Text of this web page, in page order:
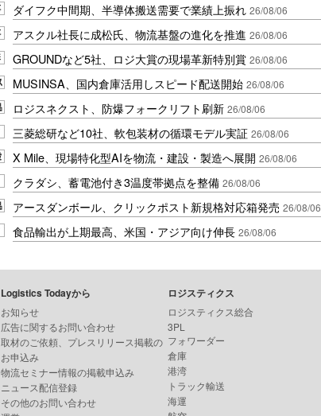
ダイフク中間期、半導体搬送需要で業績上振れ 26/08/06
アスクル社長に成松氏、物流基盤の進化を推進 26/08/06
GROUNDなど5社、ロジ大賞の現場革新特別賞 26/08/06
MUSINSA、国内倉庫活用しスピード配送開始 26/08/06
ロジスネクスト、防爆フォークリフト刷新 26/08/06
三菱総研など10社、軟包装材の循環モデル実証 26/08/06
X Mile、現場特化型AIを物流・建設・製造へ展開 26/08/06
クラダシ、蓄電池付き3温度帯拠点を整備 26/08/06
アースダンボール、クリックポスト新規格対応箱発売 26/08/06
食品輸出が上期最高、米国・アジア向け伸長 26/08/06
Logistics Todayから
お知らせ
広告に関するお問い合わせ
取材のご依頼、プレスリリース掲載の
お申込み
物流セミナー情報の掲載申込み
ニュース配信登録
その他のお問い合わせ
ロジスティクス
ロジスティクス総合
3PL
フォワーダー
倉庫
港湾
トラック輸送
海運